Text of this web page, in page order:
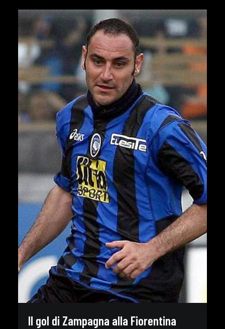
Il gol di Zampagna alla Fiorentina